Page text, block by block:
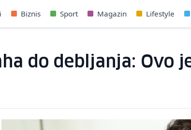
Biznis Sport Magazin Lifestyle
do debljanja: Ovo